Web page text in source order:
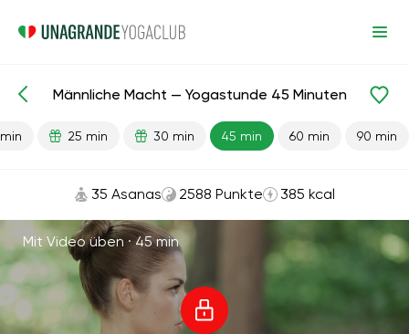
Fertige Lektionen Sex
Männliche Macht — Yogastunde 45 Minuten
25 min 30 min 45 min 60 min 90 min
35 Asanas 2588 Punkte 385 kcal
Mit Video üben ·45 min